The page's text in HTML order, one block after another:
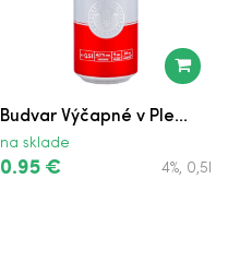
Budvar Výčapné v Ple...
na sklade
0.95 € 4%, 0,5l